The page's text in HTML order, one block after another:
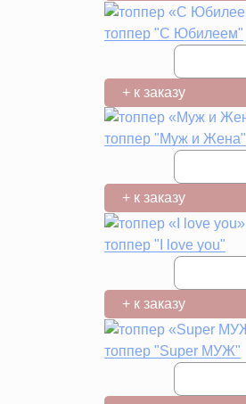
топпер "С Юбилеем"
+ к заказу
топпер "Муж и Жена"
+ к заказу
топпер "I love you"
+ к заказу
топпер "Super МУЖ"